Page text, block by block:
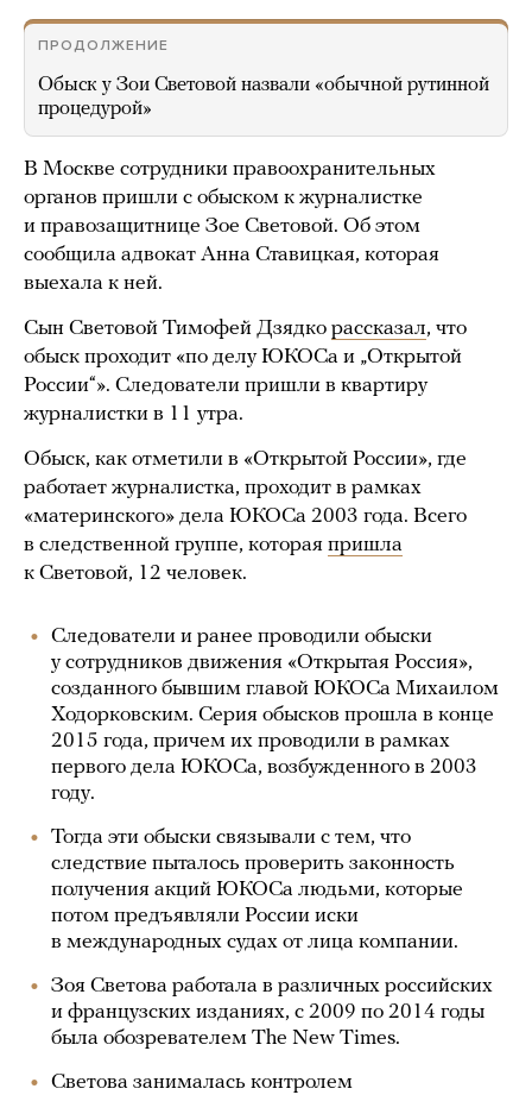
ПРОДОЛЖЕНИЕ
Обыск у Зои Световой назвали «обычной рутинной
процедурой»
В Москве сотрудники правоохранительных
органов пришли с обыском к журналистке
и правозащитнице Зое Световой. Об этом
сообщила адвокат Анна Ставицкая, которая
выехала к ней.
Сын Световой Тимофей Дзядко рассказал, что
обыск проходит «по делу ЮКОСа и „Открытой
России“». Следователи пришли в квартиру
журналистки в 11 утра.
Обыск, как отметили в «Открытой России», где
работает журналистка, проходит в рамках
«материнского» дела ЮКОСа 2003 года. Всего
в следственной группе, которая пришла
к Световой, 12 человек.
Следователи и ранее проводили обыски
у сотрудников движения «Открытая Россия»,
созданного бывшим главой ЮКОСа Михаилом
Ходорковским. Серия обысков прошла в конце
2015 года, причем их проводили в рамках
первого дела ЮКОСа, возбужденного в 2003
году.
Тогда эти обыски связывали с тем, что
следствие пыталось проверить законность
получения акций ЮКОСа людьми, которые
потом предъявляли России иски
в международных судах от лица компании.
Зоя Светова работала в различных российских
и французских изданиях, с 2009 по 2014 годы
была обозревателем The New Times.
Светова занималась контролем